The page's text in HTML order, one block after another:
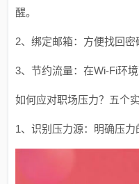
醒。
2、绑定邮箱：方便找回密
3、节约流量：在Wi-Fi环境
如何应对职场压力？五个
1、识别压力源：明确压力